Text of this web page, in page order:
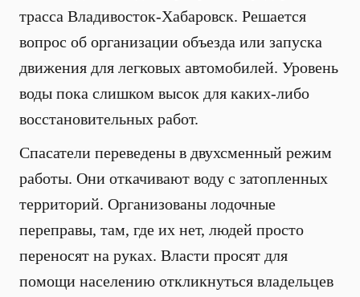
трасса Владивосток-Хабаровск. Решается
вопрос об организации объезда или запуска
движения для легковых автомобилей. Уровень
воды пока слишком высок для каких-либо
восстановительных работ.
Спасатели переведены в двухсменный режим
работы. Они откачивают воду с затопленных
территорий. Организованы лодочные
переправы, там, где их нет, людей просто
переносят на руках. Власти просят для
помощи населению откликнуться владельцев